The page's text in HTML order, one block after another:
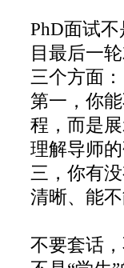
PhD面试
目最后一
三个方面：
第一，你
程，而是
理解导师
三，你有
清晰、能
不要套话